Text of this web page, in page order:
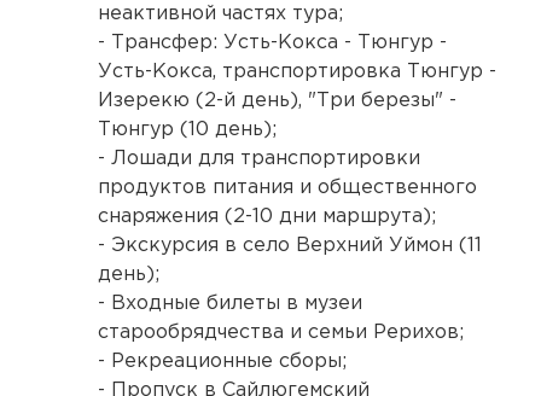
неактивной частях тура;
- Трансфер: Усть-Кокса - Тюнгур -
Усть-Кокса, транспортировка Тюнгур -
Изерекю (2-й день), "Три березы" -
Тюнгур (10 день);
- Лошади для транспортировки
продуктов питания и общественного
снаряжения (2-10 дни маршрута);
- Экскурсия в село Верхний Уймон (11
день);
- Входные билеты в музеи
старообрядчества и семьи Рерихов;
- Рекреационные сборы;
- Пропуск в Сайлюгемский